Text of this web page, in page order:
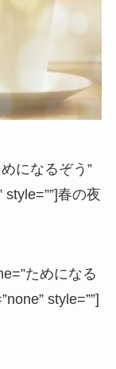
になるぞう”
style=””]春の夜
ためになる
style=””]